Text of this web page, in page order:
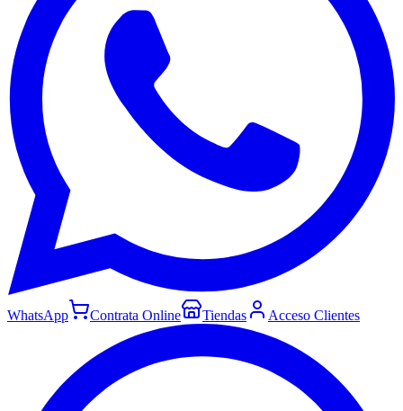
WhatsApp Contrata Online Tiendas Acceso Clientes